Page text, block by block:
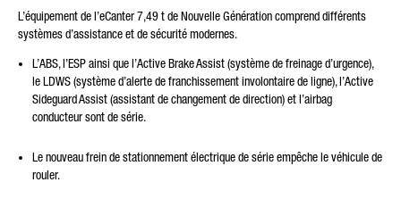
L’équipement de l’eCanter 7,49 t de Nouvelle Génération comprend différents
systèmes d’assistance et de sécurité modernes.
L’ABS, l’ESP ainsi que l’Active Brake Assist (système de freinage d’urgence),
le LDWS (système d’alerte de franchissement involontaire de ligne), l’Active
Sideguard Assist (assistant de changement de direction) et l’airbag
conducteur sont de série.
Le nouveau frein de stationnement électrique de série empêche le véhicule de
rouler.